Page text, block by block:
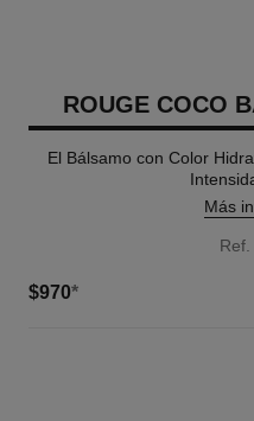
ROUGE COCO
El Bálsamo con Color
Más
$970*